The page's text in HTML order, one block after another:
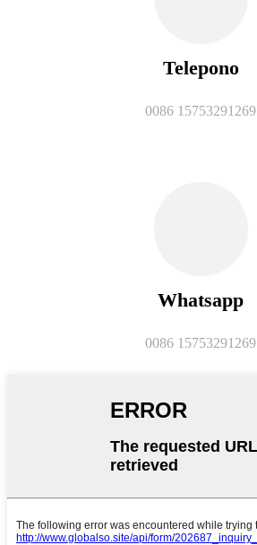
Telepono
0086 15753291269
Whatsapp
0086 15753291269